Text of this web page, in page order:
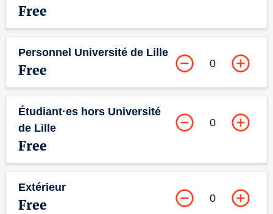
Free
Personnel Université de Lille
Free 0
Étudiant·es hors Université
de Lille
Free
0
Extérieur
Free 0